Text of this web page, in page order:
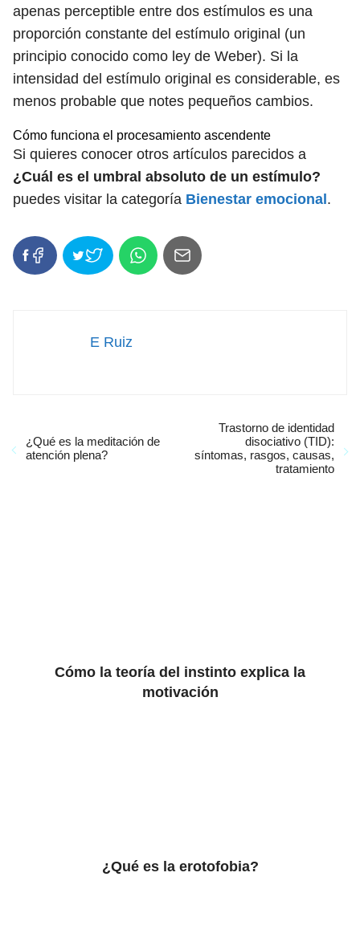
apenas perceptible entre dos estímulos es una
proporción constante del estímulo original (un
principio conocido como ley de Weber). Si la
intensidad del estímulo original es considerable, es
menos probable que notes pequeños cambios.
Cómo funciona el procesamiento ascendente
Si quieres conocer otros artículos parecidos a
¿Cuál es el umbral absoluto de un estímulo?
puedes visitar la categoría Bienestar emocional .
E Ruiz
¿Qué es la meditación de
atención plena?
Trastorno de identidad
disociativo (TID):
síntomas, rasgos, causas,
tratamiento
Cómo la teoría del instinto explica la
motivación
¿Qué es la erotofobia?